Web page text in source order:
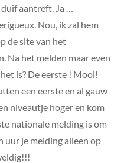
aantreft. Ja …
Nou, ik zal hem
de site van het
Na het melden maar even
is? De eerste ! Mooi!
een eerste en al gauw
niveautje hoger en kom
nationale melding is om
uur je melding alleen op